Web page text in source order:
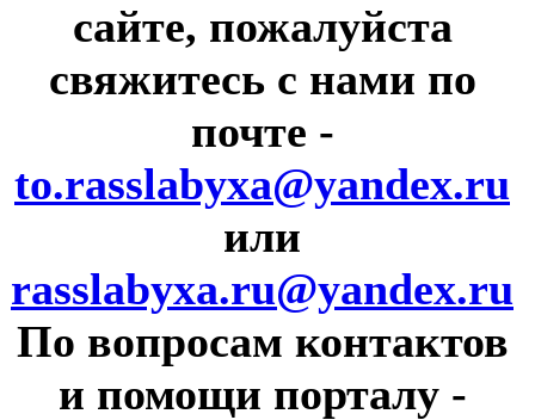
сайте, пожалуйста
свяжитесь с нами по
почте -
to.rasslabyxa@yandex.ru
или
rasslabyxa.ru@yandex.ru
По вопросам контактов
и помощи порталу -